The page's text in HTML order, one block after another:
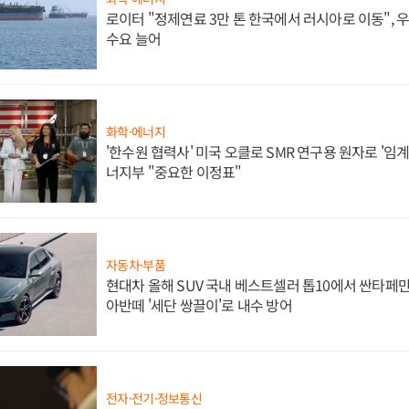
로이터 "정제연료 3만 톤 한국에서 러시아로 이동",
수요 늘어
화학·에너지
'한수원 협력사' 미국 오클로 SMR 연구용 원자로 '임
너지부 "중요한 이정표"
자동차·부품
현대차 올해 SUV 국내 베스트셀러 톱10에서 싼타페
아반떼 '세단 쌍끌이'로 내수 방어
전자·전기·정보통신